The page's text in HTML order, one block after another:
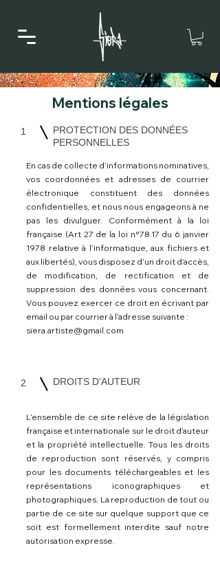
Mentions légales
1
PROTECTION DES DONNÉES
PERSONNELLES
En cas de collecte d’informations nominatives,
vos coordonnées et adresses de courrier
électronique constituent des données
confidentielles, et nous nous engageons à ne
pas les divulguer. Conformément à la loi
française (Art 27 de la loi n°78.17 du 6 janvier
1978 relative à l’informatique, aux fichiers et
aux libertés), vous disposez d’un droit d’accès,
de modification, de rectification et de
suppression des données vous concernant.
Vous pouvez exercer ce droit en écrivant par
email ou par courrier à l’adresse suivante :
siera.artiste@gmail.com
2 DROITS D’AUTEUR
L’ensemble de ce site relève de la législation
française et internationale sur le droit d’auteur
et la propriété intellectuelle. Tous les droits
de reproduction sont réservés, y compris
pour les documents téléchargeables et les
représentations iconographiques et
photographiques. La reproduction de tout ou
partie de ce site sur quelque support que ce
soit est formellement interdite sauf notre
autorisation expresse.